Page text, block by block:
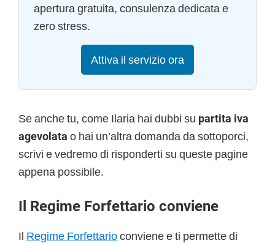
apertura gratuita, consulenza dedicata e
zero stress.
Attiva il servizio ora
Se anche tu, come Ilaria hai dubbi su partita iva
agevolata o hai un’altra domanda da sottoporci,
scrivi e vedremo di risponderti su queste pagine
appena possibile.
Il Regime Forfettario conviene
Il Regime Forfettarioconviene e ti permette di